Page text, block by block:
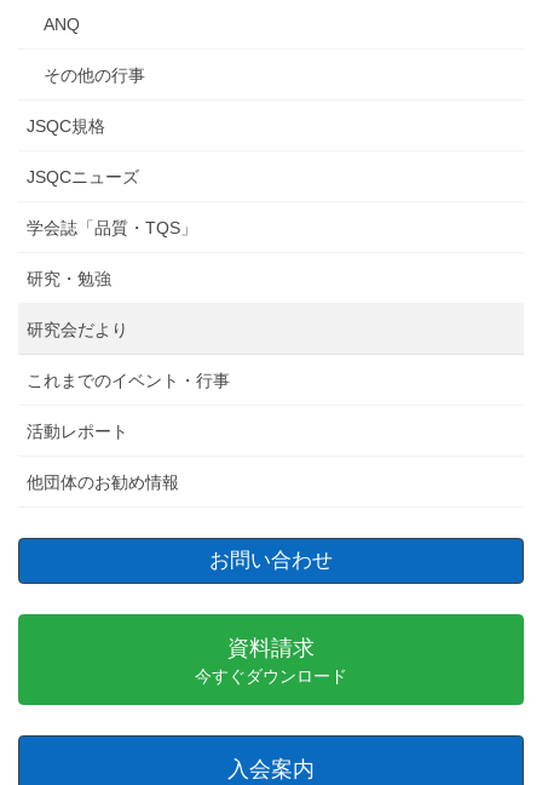
ANQ
その他の行事
JSQC規格
JSQCニューズ
学会誌「品質・TQS」
研究・勉強
研究会だより
これまでのイベント・行事
活動レポート
他団体のお勧め情報
お問い合わせ
資料請求
今すぐダウンロード
入会案内